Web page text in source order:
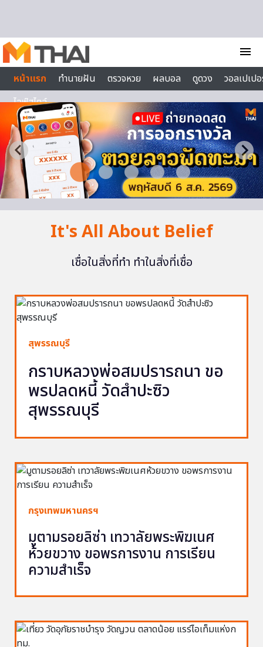
menu
หน้าแรก
ทำนายฝัน ตรวจหวย ผลบอล ดูดวง
วอลเปเป
ไลฟ์สไตล์
It's All About Belief
เชื่อในสิ่งที่ทำ ทำในสิ่งที่เชื่อ
สุพรรณบุรี
กราบหลวงพ่อสมปรารถนา ขอ
พรปลดหนี้ วัดสำปะซิว
สุพรรณบุรี
กรุงเทพมหานครฯ
มูตามรอยลิซ่า เทวาลัยพระพิฆเนศ
ห้วยขวาง ขอพรการงาน การเรียน
ความสำเร็จ